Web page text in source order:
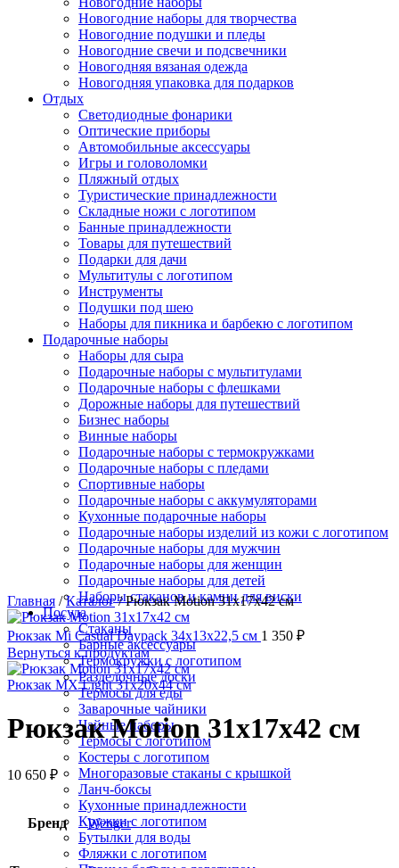
Новогодние наборы для творчества
Новогодние подушки и пледы
Новогодние свечи и подсвечники
Новогодняя вязаная одежда
Новогодняя упаковка для подарков
Отдых
Светодиодные фонарики
Оптические приборы
Автомобильные аксессуары
Игры и головоломки
Пляжный отдых
Туристические принадлежности
Складные ножи с логотипом
Банные принадлежности
Товары для путешествий
Подарки для дачи
Мультитулы с логотипом
Инструменты
Подушки под шею
Наборы для пикника и барбекю с логотипом
Подарочные наборы
Наборы для сыра
Подарочные наборы с мультитулами
Подарочные наборы с флешками
Дорожные наборы для путешествий
Бизнес наборы
Винные наборы
Подарочные наборы с термокружками
Подарочные наборы с пледами
Спортивные наборы
Подарочные наборы с аккумуляторами
Кухонные подарочные наборы
Подарочные наборы изделий из кожи с логотипом
Подарочные наборы для мужчин
Подарочные наборы для женщин
Подарочные наборы для детей
Наборы стаканов и камни для виски
Посуда
Стаканы
Барные аксессуары
Термокружки с логотипом
Разделочные доски
Термосы для еды
Заварочные чайники
Чайные наборы
Термосы с логотипом
Костеры с логотипом
Многоразовые стаканы с крышкой
Ланч-боксы
Кухонные принадлежности
Кружки с логотипом
Бутылки для воды
Фляжки с логотипом
Нажмите, чтобы увеличить
Главная /Каталог/Рюкзак Motion 31x17x42 см
Рюкзак Mi Casual Daypack 34x13x22,5 см 1 350 ₽
Вернуться к продуктам
Рюкзак MX Light 31х20х44 см
Рюкзак Motion 31x17x42 см
10 650 ₽
Бренд Wenger